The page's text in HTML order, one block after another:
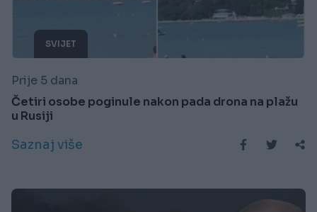
SVIJET
Prije 5 dana
Četiri osobe poginule nakon pada drona na plažu
u Rusiji
Saznaj više